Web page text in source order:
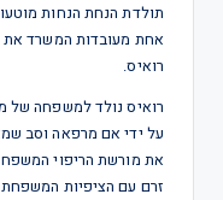
אחת מעובדות המשרד את
רואיס.
רואיס נולד למשפחה של
על ידי אם מרפאה וסב
את מורשת הריפוי
זרם עם הציפיות